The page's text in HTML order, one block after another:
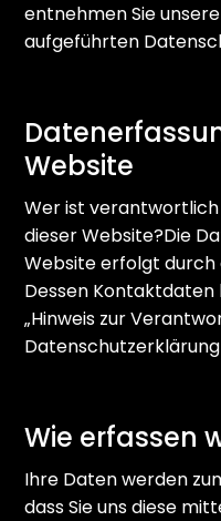
entnehmen Sie
aufgeführten
Website
Wer ist
dieser Website?Die
Website erfolgt
Dessen
„Hinweis zur
Wie erfassen
Ihre Daten werden
dass Sie uns diese